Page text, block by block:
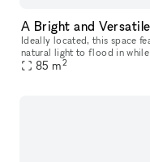
Ideally located, this space
natural light to flood in
outside. Perfect for hosting
85 m2